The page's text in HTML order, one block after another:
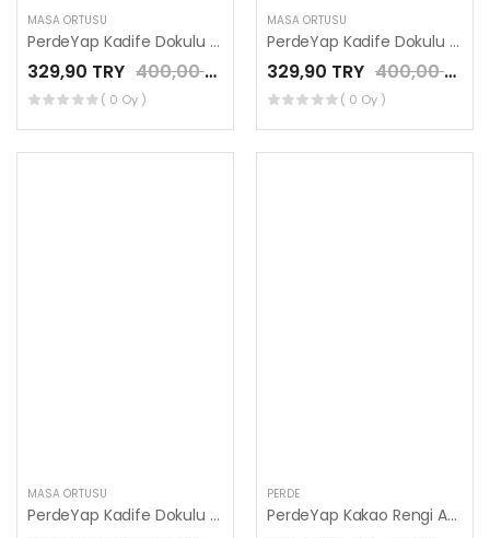
MASA ÖRTÜSÜ
PerdeYap Kadife Dokulu Taş Renk Ada Serisi Runner 40 x 140 cm
329,90 TRY 400,00 TRY
( 0 Oy )
MASA ÖRTÜSÜ
PerdeYap Kadife Dokulu Kakao Renk Ada Serisi Runner 40 x 140 cm
329,90 TRY 400,00 TRY
( 0 Oy )
MASA ÖRTÜSÜ
PerdeYap Kadife Dokulu Koyu Gri Renk Ada Serisi Runner 40 x 140 cm
PERDE
PerdeYap Kakao Rengi Ada Fon Perde Tek Kanat 1/3 Sık Pile